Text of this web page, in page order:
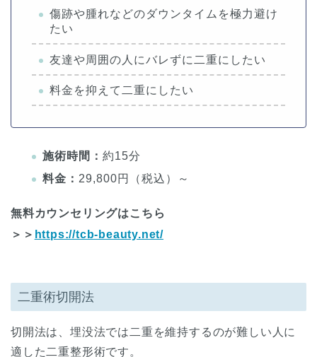
傷跡や腫れなどのダウンタイムを極力避け
たい
友達や周囲の人にバレずに二重にしたい
料金を抑えて二重にしたい
施術時間： 約15分
料金： 29,800円（税込）～
無料カウンセリングはこちら
＞＞ https://tcb-beauty.net/
二重術切開法
切開法は、埋没法では二重を維持するのが難しい人に
適した二重整形術です。